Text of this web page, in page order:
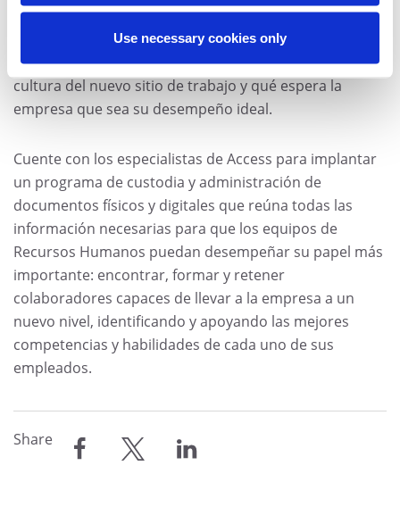
Use necessary cookies only
Share
hacer que el colaborador se sienta emocionalmente
amparado, psicológicamente involucrado y
funcionalmente orientado. Él precisa entender la
cultura del nuevo sitio de trabajo y qué espera la
empresa que sea su desempeño ideal.
Cuente con los especialistas de Access para implantar
un programa de custodia y administración de
documentos físicos y digitales que reúna todas las
información necesarias para que los equipos de
Recursos Humanos puedan desempeñar su papel más
importante: encontrar, formar y retener
colaboradores capaces de llevar a la empresa a un
nuevo nivel, identificando y apoyando las mejores
competencias y habilidades de cada uno de sus
empleados.